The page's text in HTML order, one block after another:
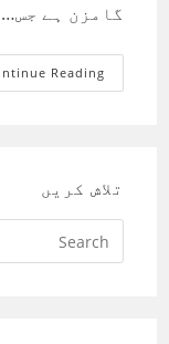
گامزن ہے جس…
Reading
تلاش کریں